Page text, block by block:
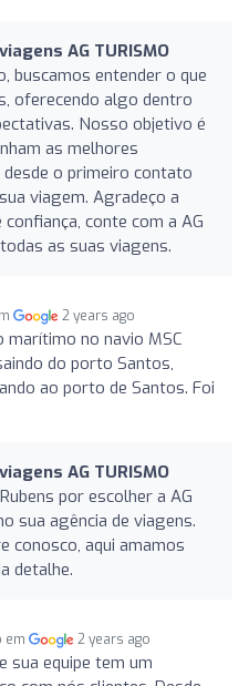
AG TURISMO
buscamos entender o que
oferecendo algo dentro
Nosso objetivo é
as melhores
desde o primeiro contato
viagem. Agradeço a
conte com a AG
as suas viagens.
2 years ago
marítimo no navio MSC
do porto Santos,
ao porto de Santos. Foi
AG TURISMO
por escolher a AG
sua agência de viagens.
conosco, aqui amamos
detalhe.
em 2 years ago
sua equipe tem um